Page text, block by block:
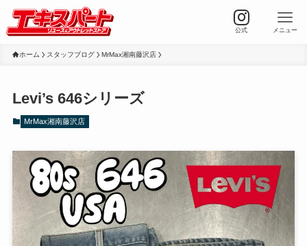
公式 メニュー
ホーム スタッフブログ MrMax湘南藤沢店
Levi’s 646シリーズ
MrMax湘南藤沢店